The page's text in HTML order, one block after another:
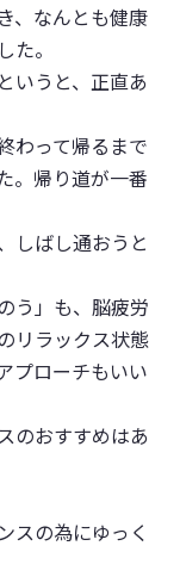
、なんとも健康
。
いうと、正直あ
わって帰るまで
。帰り道が一番
しばし通おうと
う」も、脳疲労
リラックス状態
プローチもいい
のおすすめはあ
スの為にゆっく